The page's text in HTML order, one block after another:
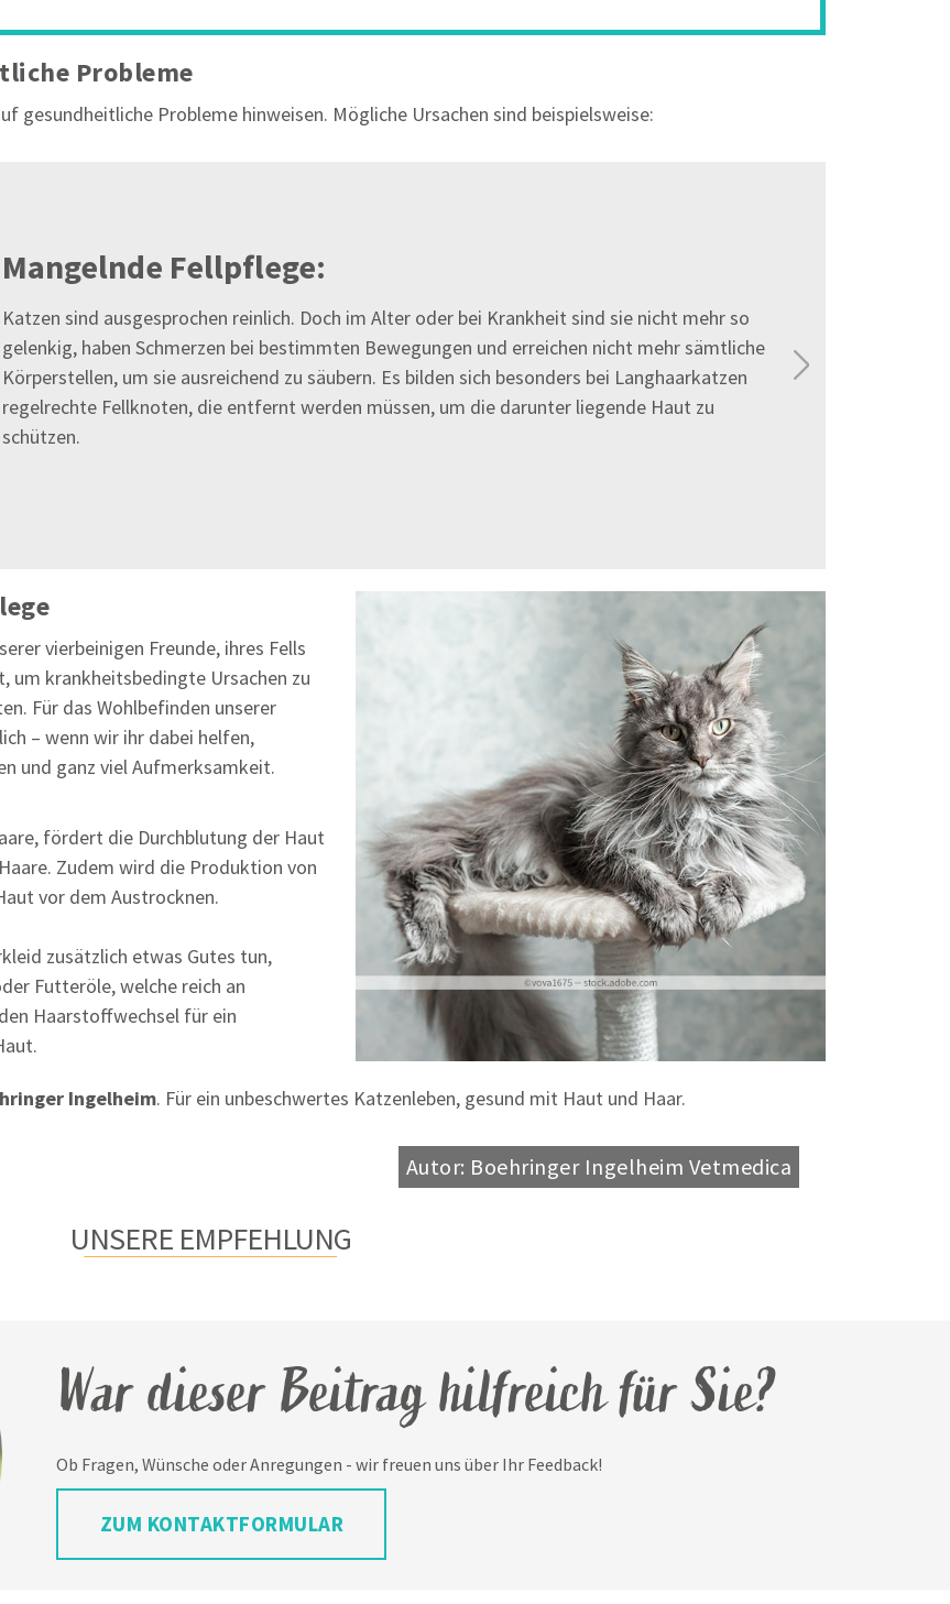
Probleme
gesundheitliche Probleme hinweisen. Mögliche Ursachen sind beispielsweise:
Mangelnde Fellpflege:
Katzen sind ausgesprochen reinlich. Doch im Alter oder bei Krankheit sind sie nicht mehr so
gelenkig, haben Schmerzen bei bestimmten Bewegungen und erreichen nicht mehr sämtliche
Körperstellen, um sie ausreichend zu säubern. Es bilden sich besonders bei Langhaarkatzen
regelrechte Fellknoten, die entfernt werden müssen, um die darunter liegende Haut zu
schützen.
Next
vierbeinigen Freunde, ihres Fells
um krankheitsbedingte Ursachen zu
Für das Wohlbefinden unserer
– wenn wir ihr dabei helfen,
und ganz viel Aufmerksamkeit.
fördert die Durchblutung der Haut
Zudem wird die Produktion von
vor dem Austrocknen.
zusätzlich etwas Gutes tun,
Futteröle, welche reich an
Haarstoffwechsel für ein
Ingelheim. Für ein unbeschwertes Katzenleben, gesund mit Haut und Haar.
Autor: Boehringer Ingelheim Vetmedica
UNSERE EMPFEHLUNG
War dieser Beitrag hilfreich für Sie?
Ob Fragen, Wünsche oder Anregungen - wir freuen uns über Ihr Feedback!
ZUM KONTAKTFORMULAR